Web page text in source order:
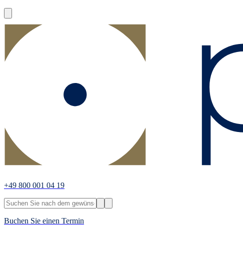
+49 800 001 04 19
Buchen Sie einen Termin